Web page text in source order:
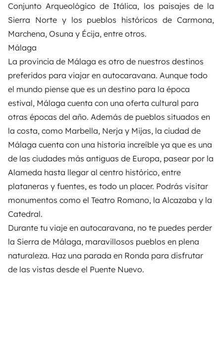
Conjunto Arqueológico de Itálica, los paisajes de la
Sierra Norte y los pueblos históricos de Carmona,
Marchena, Osuna y Écija, entre otros.
Málaga
La provincia de Málaga es otro de nuestros destinos
preferidos para viajar en autocaravana. Aunque todo
el mundo piense que es un destino para la época
estival, Málaga cuenta con una oferta cultural para
otras épocas del año. Además de pueblos situados en
la costa, como Marbella, Nerja y Mijas, la ciudad de
Málaga cuenta con una historia increíble ya que es una
de las ciudades más antiguas de Europa, pasear por la
Alameda hasta llegar al centro histórico, entre
plataneras y fuentes, es todo un placer. Podrás visitar
monumentos como el Teatro Romano, la Alcazaba y la
Catedral.
Durante tu viaje en autocaravana, no te puedes perder
la Sierra de Málaga, maravillosos pueblos en plena
naturaleza. Haz una parada en Ronda para disfrutar
de las vistas desde el Puente Nuevo.